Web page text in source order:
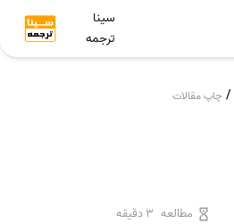
سینا
ترجمه
/ چاپ مقالات
مطالعه 3 دقیقه